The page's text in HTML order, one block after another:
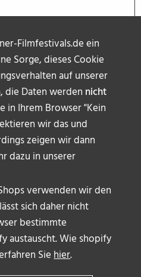
Filmfestivals.de ein
Sorge, dieses Cookie
auf unserer
die Daten werden nicht
in Ihrem Browser "Kein
wir das und
zeigen wir dann
dazu in unserer
verwenden wir den
sich daher nicht
bestimmte
austauscht. Wie shopify
Siehier.